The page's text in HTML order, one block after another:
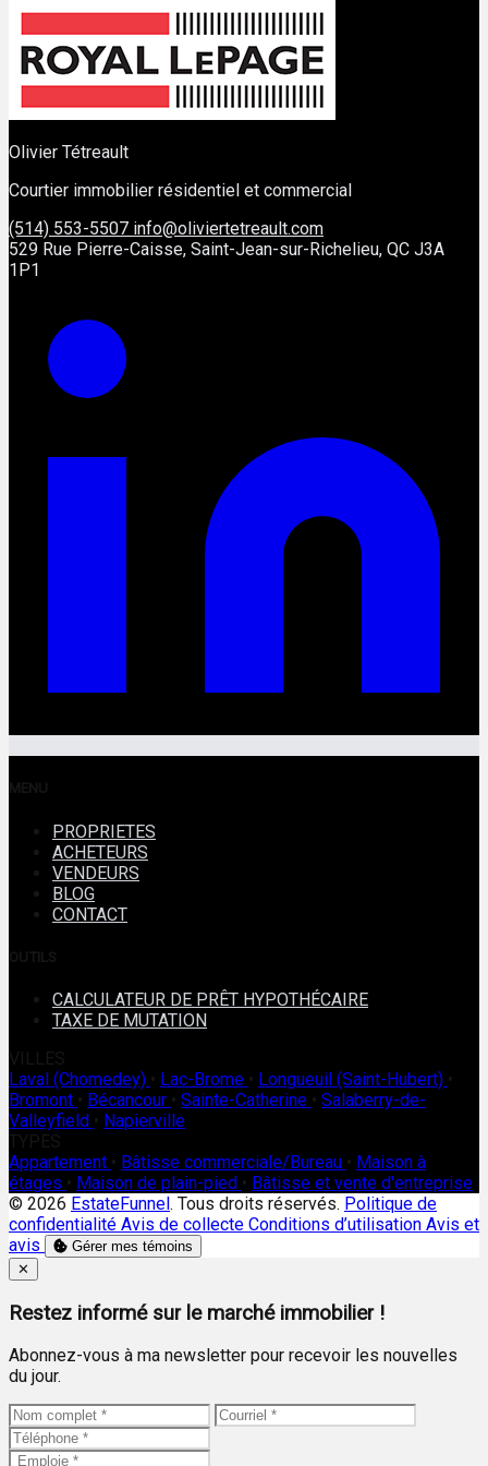
Olivier Tétreault
Courtier immobilier résidentiel et commercial
(514) 553-5507 info@oliviertetreault.com
529 Rue Pierre-Caisse, Saint-Jean-sur-Richelieu, QC J3A
1P1
PROPRIETES
ACHETEURS
VENDEURS
BLOG
CONTACT
CALCULATEUR DE PRÊT HYPOTHÉCAIRE
TAXE DE MUTATION
Laval (Chomedey)
Lac-Brome Longueuil (Saint-Hubert)
Bromont
Bécancour Sainte-Catherine
Salaberry-de-
Valleyfield
Napierville
Appartement
Bâtisse commerciale/Bureau
Maison à
étages
Maison de plain-pied
Bâtisse et vente d'entreprise
© 2026 EstateFunnel. Tous droits réservés. Politique de
confidentialité Avis de collecte Conditions d’utilisation Avis et
avis
Gérer mes témoins
Close
✕
Restez informé sur le marché immobilier !
Abonnez-vous à ma newsletter pour recevoir les nouvelles
du jour.